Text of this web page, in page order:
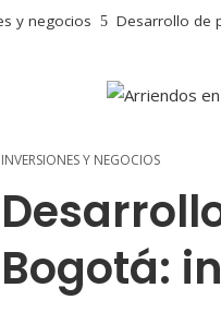
y negocios Desarrollo de
INVERSIONES Y NEGOCIOS
Bogotá: